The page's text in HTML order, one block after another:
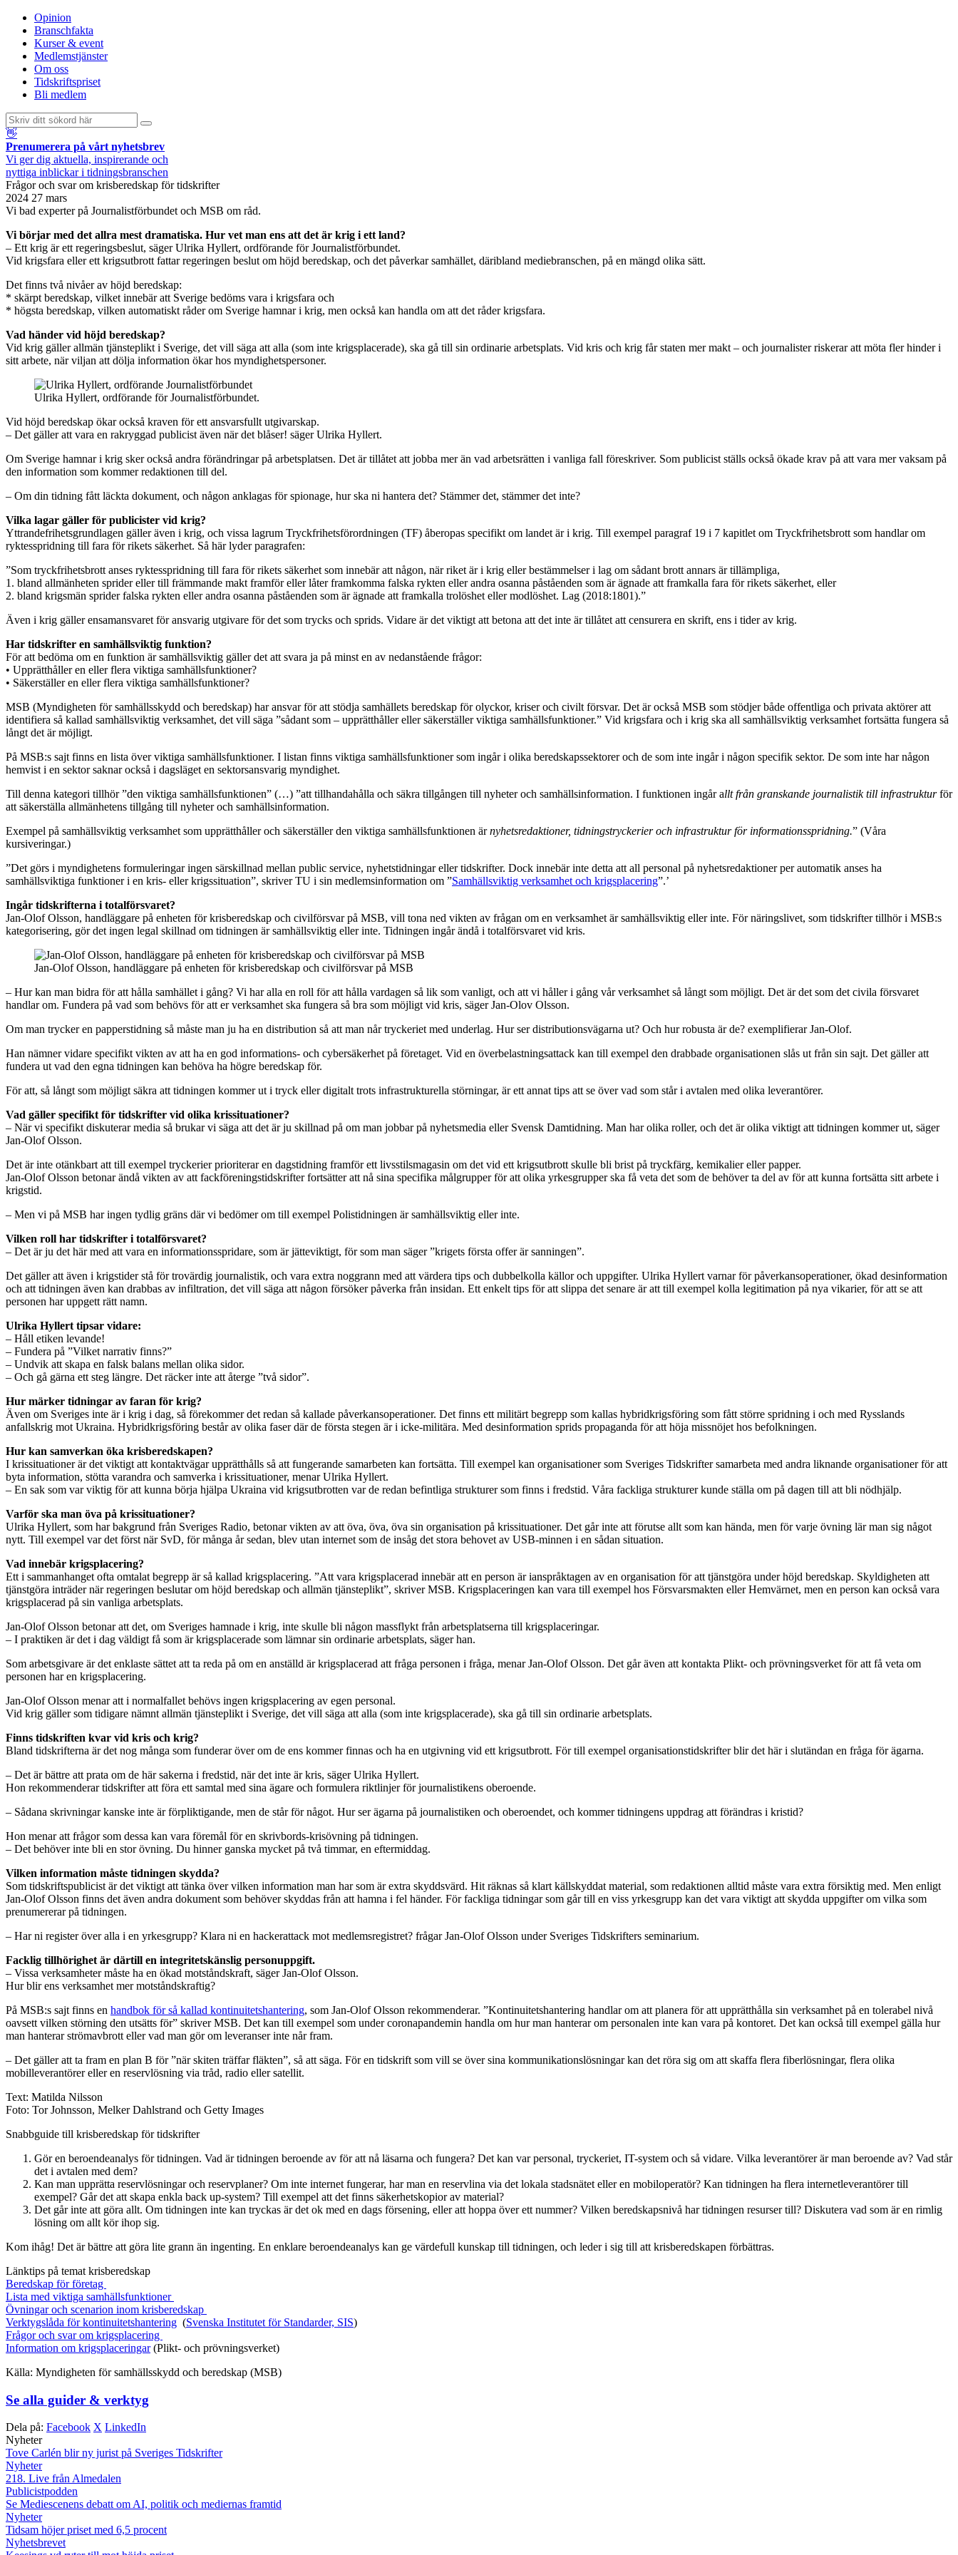
Opinion
Branschfakta
Kurser & event
Medlemstjänster
Om oss
Tidskriftspriset
Bli medlem
👋
Prenumerera på vårt nyhetsbrev
Vi ger dig aktuella, inspirerande och
nyttiga inblickar i tidningsbranschen
Frågor och svar om krisberedskap för tidskrifter
2024 27 mars
Vi bad experter på Journalistförbundet och MSB om råd.
Vi börjar med det allra mest dramatiska. Hur vet man ens att det är krig i ett land?
– Ett krig är ett regeringsbeslut, säger Ulrika Hyllert, ordförande för Journalistförbundet.
Vid krigsfara eller ett krigsutbrott fattar regeringen beslut om höjd beredskap, och det påverkar samhället, däribland mediebranschen, på en mängd olika sätt.
Det finns två nivåer av höjd beredskap:
* skärpt beredskap, vilket innebär att Sverige bedöms vara i krigsfara och
* högsta beredskap, vilken automatiskt råder om Sverige hamnar i krig, men också kan handla om att det råder krigsfara.
Vad händer vid höjd beredskap?
Vid krig gäller allmän tjänsteplikt i Sverige, det vill säga att alla (som inte krigsplacerade), ska gå till sin ordinarie arbetsplats. Vid kris och krig får staten mer makt – och journalister riskerar att möta fler hinder i
sitt arbete, när viljan att dölja information ökar hos myndighetspersoner.
Ulrika Hyllert, ordförande för Journalistförbundet.
Vid höjd beredskap ökar också kraven för ett ansvarsfullt utgivarskap.
– Det gäller att vara en rakryggad publicist även när det blåser! säger Ulrika Hyllert.
Om Sverige hamnar i krig sker också andra förändringar på arbetsplatsen. Det är tillåtet att jobba mer än vad arbetsrätten i vanliga fall föreskriver. Som publicist ställs också ökade krav på att vara mer vaksam på
den information som kommer redaktionen till del.
– Om din tidning fått läckta dokument, och någon anklagas för spionage, hur ska ni hantera det? Stämmer det, stämmer det inte?
Vilka lagar gäller för publicister vid krig?
Yttrandefrihetsgrundlagen gäller även i krig, och vissa lagrum Tryckfrihetsförordningen (TF) åberopas specifikt om landet är i krig. Till exempel paragraf 19 i 7 kapitlet om Tryckfrihetsbrott som handlar om
ryktesspridning till fara för rikets säkerhet. Så här lyder paragrafen:
”Som tryckfrihetsbrott anses ryktesspridning till fara för rikets säkerhet som innebär att någon, när riket är i krig eller bestämmelser i lag om sådant brott annars är tillämpliga,
1. bland allmänheten sprider eller till främmande makt framför eller låter framkomma falska rykten eller andra osanna påståenden som är ägnade att framkalla fara för rikets säkerhet, eller
2. bland krigsmän sprider falska rykten eller andra osanna påståenden som är ägnade att framkalla trolöshet eller modlöshet. Lag (2018:1801).”
Även i krig gäller ensamansvaret för ansvarig utgivare för det som trycks och sprids. Vidare är det viktigt att betona att det inte är tillåtet att censurera en skrift, ens i tider av krig.
Har tidskrifter en samhällsviktig funktion?
För att bedöma om en funktion är samhällsviktig gäller det att svara ja på minst en av nedanstående frågor:
• Upprätthåller en eller flera viktiga samhällsfunktioner?
• Säkerställer en eller flera viktiga samhällsfunktioner?
MSB (Myndigheten för samhällsskydd och beredskap) har ansvar för att stödja samhällets beredskap för olyckor, kriser och civilt försvar. Det är också MSB som stödjer både offentliga och privata aktörer att
identifiera så kallad samhällsviktig verksamhet, det vill säga ”sådant som – upprätthåller eller säkerställer viktiga samhällsfunktioner.” Vid krigsfara och i krig ska all samhällsviktig verksamhet fortsätta fungera så
långt det är möjligt.
På MSB:s sajt finns en lista över viktiga samhällsfunktioner. I listan finns viktiga samhällsfunktioner som ingår i olika beredskapssektorer och de som inte ingår i någon specifik sektor. De som inte har någon
hemvist i en sektor saknar också i dagsläget en sektorsansvarig myndighet.
Till denna kategori tillhör ”den viktiga samhällsfunktionen” (…) ”att tillhandahålla och säkra tillgången till nyheter och samhällsinformation. I funktionen ingår allt från granskande journalistik till infrastrukturför
att säkerställa allmänhetens tillgång till nyheter och samhällsinformation.
Exempel på samhällsviktig verksamhet som upprätthåller och säkerställer den viktiga samhällsfunktionen ärnyhetsredaktioner, tidningstryckerier och infrastruktur för informationsspridning.” (Våra
kursiveringar.)
”Det görs i myndighetens formuleringar ingen särskillnad mellan public service, nyhetstidningar eller tidskrifter. Dock innebär inte detta att all personal på nyhetsredaktioner per automatik anses ha
samhällsviktiga funktioner i en kris- eller krigssituation”, skriver TU i sin medlemsinformation om ”Samhällsviktig verksamhet och krigsplacering”.’
Ingår tidskrifterna i totalförsvaret?
Jan-Olof Olsson, handläggare på enheten för krisberedskap och civilförsvar på MSB, vill tona ned vikten av frågan om en verksamhet är samhällsviktig eller inte. För näringslivet, som tidskrifter tillhör i MSB:s
kategorisering, gör det ingen legal skillnad om tidningen är samhällsviktig eller inte. Tidningen ingår ändå i totalförsvaret vid kris.
Jan-Olof Olsson, handläggare på enheten för krisberedskap och civilförsvar på MSB
– Hur kan man bidra för att hålla samhället i gång? Vi har alla en roll för att hålla vardagen så lik som vanligt, och att vi håller i gång vår verksamhet så långt som möjligt. Det är det som det civila försvaret
handlar om. Fundera på vad som behövs för att er verksamhet ska fungera så bra som möjligt vid kris, säger Jan-Olov Olsson.
Om man trycker en papperstidning så måste man ju ha en distribution så att man når tryckeriet med underlag. Hur ser distributionsvägarna ut? Och hur robusta är de? exemplifierar Jan-Olof.
Han nämner vidare specifikt vikten av att ha en god informations- och cybersäkerhet på företaget. Vid en överbelastningsattack kan till exempel den drabbade organisationen slås ut från sin sajt. Det gäller att
fundera ut vad den egna tidningen kan behöva ha högre beredskap för.
För att, så långt som möjligt säkra att tidningen kommer ut i tryck eller digitalt trots infrastrukturella störningar, är ett annat tips att se över vad som står i avtalen med olika leverantörer.
Vad gäller specifikt för tidskrifter vid olika krissituationer?
– När vi specifikt diskuterar media så brukar vi säga att det är ju skillnad på om man jobbar på nyhetsmedia eller Svensk Damtidning. Man har olika roller, och det är olika viktigt att tidningen kommer ut, säger
Jan-Olof Olsson.
Det är inte otänkbart att till exempel tryckerier prioriterar en dagstidning framför ett livsstilsmagasin om det vid ett krigsutbrott skulle bli brist på tryckfärg, kemikalier eller papper.
Jan-Olof Olsson betonar ändå vikten av att fackföreningstidskrifter fortsätter att nå sina specifika målgrupper för att olika yrkesgrupper ska få veta det som de behöver ta del av för att kunna fortsätta sitt arbete i
krigstid.
– Men vi på MSB har ingen tydlig gräns där vi bedömer om till exempel Polistidningen är samhällsviktig eller inte.
Vilken roll har tidskrifter i totalförsvaret?
– Det är ju det här med att vara en informationsspridare, som är jätteviktigt, för som man säger ”krigets första offer är sanningen”.
Det gäller att även i krigstider stå för trovärdig journalistik, och vara extra noggrann med att värdera tips och dubbelkolla källor och uppgifter. Ulrika Hyllert varnar för påverkansoperationer, ökad desinformation
och att tidningen även kan drabbas av infiltration, det vill säga att någon försöker påverka från insidan. Ett enkelt tips för att slippa det senare är att till exempel kolla legitimation på nya vikarier, för att se att
personen har uppgett rätt namn.
Ulrika Hyllert tipsar vidare:
– Håll etiken levande!
– Fundera på ”Vilket narrativ finns?”
– Undvik att skapa en falsk balans mellan olika sidor.
– Och gå gärna ett steg längre. Det räcker inte att återge ”två sidor”.
Hur märker tidningar av faran för krig?
Även om Sveriges inte är i krig i dag, så förekommer det redan så kallade påverkansoperationer. Det finns ett militärt begrepp som kallas hybridkrigsföring som fått större spridning i och med Rysslands
anfallskrig mot Ukraina. Hybridkrigsföring består av olika faser där de första stegen är i icke-militära. Med desinformation sprids propaganda för att höja missnöjet hos befolkningen.
Hur kan samverkan öka krisberedskapen?
I krissituationer är det viktigt att kontaktvägar upprätthålls så att fungerande samarbeten kan fortsätta. Till exempel kan organisationer som Sveriges Tidskrifter samarbeta med andra liknande organisationer för att
byta information, stötta varandra och samverka i krissituationer, menar Ulrika Hyllert.
– En sak som var viktig för att kunna börja hjälpa Ukraina vid krigsutbrotten var de redan befintliga strukturer som finns i fredstid. Våra fackliga strukturer kunde ställa om på dagen till att bli nödhjälp.
Varför ska man öva på krissituationer?
Ulrika Hyllert, som har bakgrund från Sveriges Radio, betonar vikten av att öva, öva, öva sin organisation på krissituationer. Det går inte att förutse allt som kan hända, men för varje övning lär man sig något
nytt. Till exempel var det först när SvD, för många år sedan, blev utan internet som de insåg det stora behovet av USB-minnen i en sådan situation.
Vad innebär krigsplacering?
Ett i sammanhanget ofta omtalat begrepp är så kallad krigsplacering. ”Att vara krigsplacerad innebär att en person är ianspråktagen av en organisation för att tjänstgöra under höjd beredskap. Skyldigheten att
tjänstgöra inträder när regeringen beslutar om höjd beredskap och allmän tjänsteplikt”, skriver MSB. Krigsplaceringen kan vara till exempel hos Försvarsmakten eller Hemvärnet, men en person kan också vara
krigsplacerad på sin vanliga arbetsplats.
Jan-Olof Olsson betonar att det, om Sveriges hamnade i krig, inte skulle bli någon massflykt från arbetsplatserna till krigsplaceringar.
– I praktiken är det i dag väldigt få som är krigsplacerade som lämnar sin ordinarie arbetsplats, säger han.
Som arbetsgivare är det enklaste sättet att ta reda på om en anställd är krigsplacerad att fråga personen i fråga, menar Jan-Olof Olsson. Det går även att kontakta Plikt- och prövningsverket för att få veta om
personen har en krigsplacering.
Jan-Olof Olsson menar att i normalfallet behövs ingen krigsplacering av egen personal.
Vid krig gäller som tidigare nämnt allmän tjänsteplikt i Sverige, det vill säga att alla (som inte krigsplacerade), ska gå till sin ordinarie arbetsplats.
Finns tidskriften kvar vid kris och krig?
Bland tidskrifterna är det nog många som funderar över om de ens kommer finnas och ha en utgivning vid ett krigsutbrott. För till exempel organisationstidskrifter blir det här i slutändan en fråga för ägarna.
– Det är bättre att prata om de här sakerna i fredstid, när det inte är kris, säger Ulrika Hyllert.
Hon rekommenderar tidskrifter att föra ett samtal med sina ägare och formulera riktlinjer för journalistikens oberoende.
– Sådana skrivningar kanske inte är förpliktigande, men de står för något. Hur ser ägarna på journalistiken och oberoendet, och kommer tidningens uppdrag att förändras i kristid?
Hon menar att frågor som dessa kan vara föremål för en skrivbords-krisövning på tidningen.
– Det behöver inte bli en stor övning. Du hinner ganska mycket på två timmar, en eftermiddag.
Vilken information måste tidningen skydda?
Som tidskriftspublicist är det viktigt att tänka över vilken information man har som är extra skyddsvärd. Hit räknas så klart källskyddat material, som redaktionen alltid måste vara extra försiktig med. Men enligt
Jan-Olof Olsson finns det även andra dokument som behöver skyddas från att hamna i fel händer. För fackliga tidningar som går till en viss yrkesgrupp kan det vara viktigt att skydda uppgifter om vilka som
prenumererar på tidningen.
– Har ni register över alla i en yrkesgrupp? Klara ni en hackerattack mot medlemsregistret? frågar Jan-Olof Olsson under Sveriges Tidskrifters seminarium.
Facklig tillhörighet är därtill en integritetskänslig personuppgift.
– Vissa verksamheter måste ha en ökad motståndskraft, säger Jan-Olof Olsson.
Hur blir ens verksamhet mer motståndskraftig?
På MSB:s sajt finns en handbok för så kallad kontinuitetshantering, som Jan-Olof Olsson rekommenderar. ”Kontinuitetshantering handlar om att planera för att upprätthålla sin verksamhet på en tolerabel nivå
oavsett vilken störning den utsätts för” skriver MSB. Det kan till exempel som under coronapandemin handla om hur man hanterar om personalen inte kan vara på kontoret. Det kan också till exempel gälla hur
man hanterar strömavbrott eller vad man gör om leveranser inte når fram.
– Det gäller att ta fram en plan B för ”när skiten träffar fläkten”, så att säga. För en tidskrift som vill se över sina kommunikationslösningar kan det röra sig om att skaffa flera fiberlösningar, flera olika
mobilleverantörer eller en reservlösning via tråd, radio eller satellit.
Text: Matilda Nilsson
Foto: Tor Johnsson, Melker Dahlstrand och Getty Images
Snabbguide till krisberedskap för tidskrifter
Gör en beroendeanalys för tidningen. Vad är tidningen beroende av för att nå läsarna och fungera? Det kan var personal, tryckeriet, IT-system och så vidare. Vilka leverantörer är man beroende av? Vad står
det i avtalen med dem?
Kan man upprätta reservlösningar och reservplaner? Om inte internet fungerar, har man en reservlina via det lokala stadsnätet eller en mobiloperatör? Kan tidningen ha flera internetleverantörer till
exempel? Går det att skapa enkla back up-system? Till exempel att det finns säkerhetskopior av material?
Det går inte att göra allt. Om tidningen inte kan tryckas är det ok med en dags försening, eller att hoppa över ett nummer? Vilken beredskapsnivå har tidningen resurser till? Diskutera vad som är en rimlig
lösning om allt kör ihop sig.
Kom ihåg! Det är bättre att göra lite grann än ingenting. En enklare beroendeanalys kan ge värdefull kunskap till tidningen, och leder i sig till att krisberedskapen förbättras.
Länktips på temat krisberedskap
Beredskap för företag
Lista med viktiga samhällsfunktioner
Övningar och scenarion inom krisberedskap
Verktygslåda för kontinuitetshantering (Svenska Institutet för Standarder, SIS)
Frågor och svar om krigsplacering
Information om krigsplaceringar(Plikt- och prövningsverket)
Källa: Myndigheten för samhällsskydd och beredskap (MSB)
Se alla guider & verktyg
Dela på: Facebook X LinkedIn
Nyheter
Tove Carlén blir ny jurist på Sveriges Tidskrifter
Nyheter
218. Live från Almedalen
Publicistpodden
Se Mediescenens debatt om AI, politik och mediernas framtid
Nyheter
Tidsam höjer priset med 6,5 procent
Nyhetsbrevet